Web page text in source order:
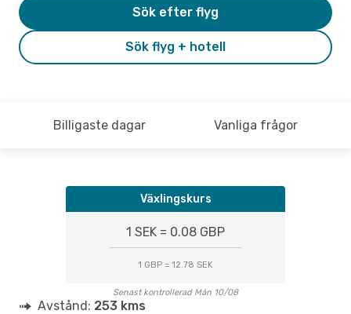
Sök flyg + hotell
Sök efter flyg
Billigaste dagar Vanliga frågor
Växlingskurs
1 SEK = 0.08 GBP
1 GBP = 12.78 SEK
Senast kontrollerad Mån 10/08
Avstånd: 253 kms